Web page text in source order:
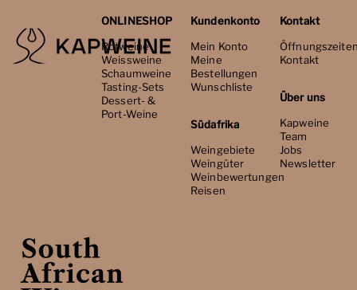
ONLINESHOP
Rotweine
Weissweine
Schaumweine
Tasting-Sets
Dessert- &
Port-Weine
Kundenkonto
Mein Konto
Meine
Bestellungen
Wunschliste
Südafrika
Weingebiete
Weingüter
Weinbewertungen
Reisen
Kontakt
Kontakt
Über uns
Kapweine
Team
Jobs
Newsletter